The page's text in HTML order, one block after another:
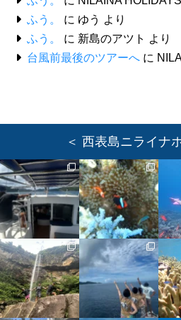
ふう。
に ゆう より
ふう。
に 新島のアツト より
台風前最後のツアーへ に
＜ 西表島ニライナ